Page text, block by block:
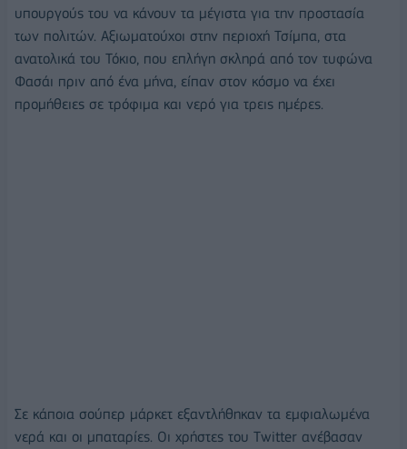
υπουργούς του να κάνουν τα μέγιστα για την προστασία
των πολιτών. Αξιωματούχοι στην περιοχή Τσίμπα, στα
ανατολικά του Τόκιο, που επλήγη σκληρά από τον τυφώνα
Φασάι πριν από ένα μήνα, είπαν στον κόσμο να έχει
προμήθειες σε τρόφιμα και νερό για τρεις ημέρες.
Σε κάποια σούπερ μάρκετ εξαντλήθηκαν τα εμφιαλωμένα
νερά και οι μπαταρίες. Οι χρήστες του Twitter ανέβασαν